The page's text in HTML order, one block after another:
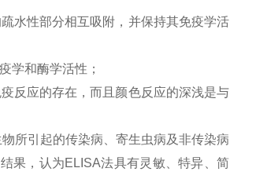
水性部分相互吸附，并保持其免疫学活
学和酶学活性；
反应的存在，而且颜色反应的深浅是与
所引起的传染病、寄生虫病及非传染病
果，认为ELISA法具有灵敏、特异、简